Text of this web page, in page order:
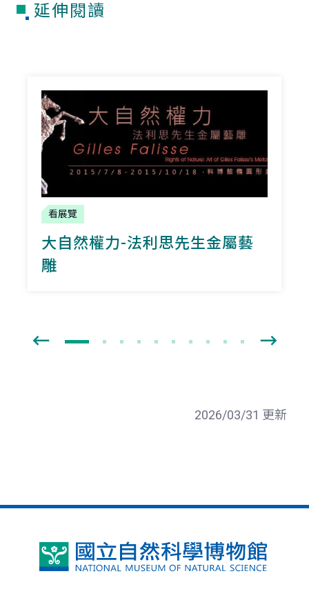
延伸閱讀
看展覽
大自然權力-法利思先生金屬藝
雕
2026/03/31 更新
國